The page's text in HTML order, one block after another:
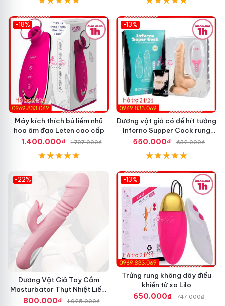
-18%
Máy kích thích bú liếm nhũ
hoa âm đạo Leten cao cấp
1.400.000₫
1.707.000₫
-13%
Dương vật giả có đế hít tường
Inferno Supper Cock rung
coay 7 chế độ
550.000₫ 632.000₫
-22%
Dương Vật Giả Tay Cầm
Masturbator Thụt Nhiệt Liếm
Rung
800.000₫ 1.025.000₫
-13%
Trứng rung không dây điều
khiển từ xa Lilo
650.000₫
747.000₫